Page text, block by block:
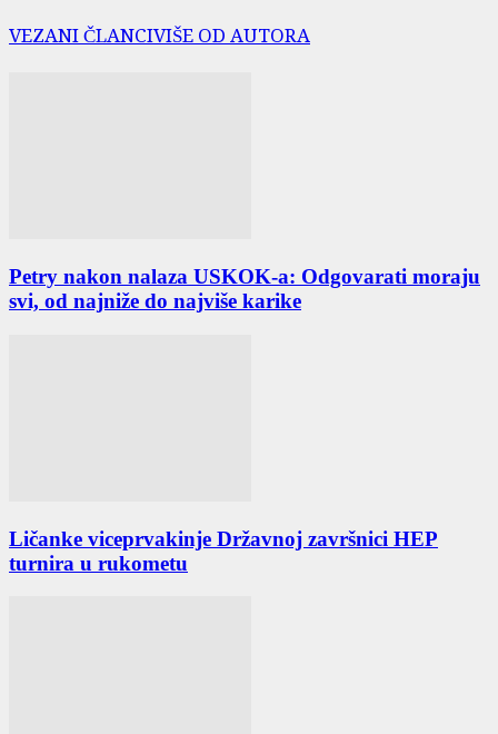
VEZANI ČLANCIVIŠE OD AUTORA
Petry nakon nalaza USKOK-a: Odgovarati moraju
svi, od najniže do najviše karike
Ličanke viceprvakinje Državnoj završnici HEP
turnira u rukometu